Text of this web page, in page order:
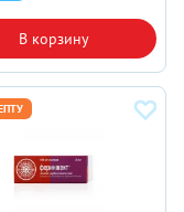
В корзину